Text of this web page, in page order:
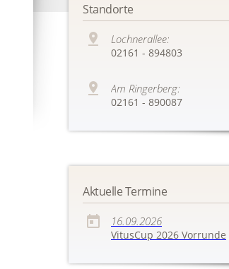
Standorte
Lochnerallee:
02161 - 894803
Am Ringerberg:
02161 - 890087
Aktuelle Termine
16.09.2026
VitusCup 2026 Vorrunde